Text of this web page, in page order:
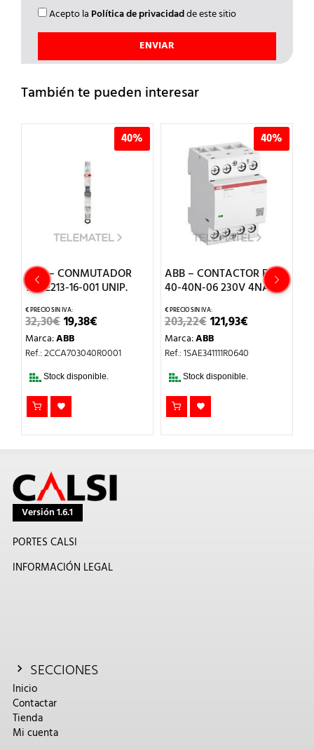
Acepto la Política de privacidadde este sitio
También te pueden interesar
16-001 UNIP.
PRECIO
ORIGINAL
ERA:
19,38€EL
PRECIO
ACTUAL
ES:
disponible.
ABB – CONTACTOR ESB
40-40N-06 230V 4NA
PRECIO
ORIGINAL
ERA:
121,93€EL
PRECIO
ACTUAL
ES:
Ref.: 1SAE341111R0640
Stock disponible.
ABB –
E290-16-10/
61,93
Ref.:
Versión 1.6.1
PORTES CALSI
INFORMACIÓN LEGAL
SECCIONES
Inicio
Contactar
Tienda
Mi cuenta